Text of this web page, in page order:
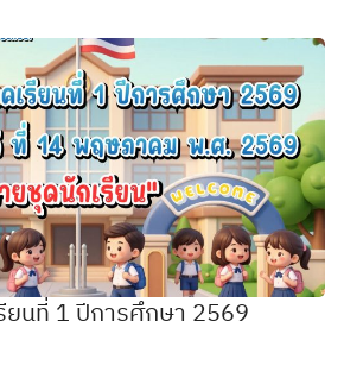
ยนที่ 1 ปีการศึกษา 2569